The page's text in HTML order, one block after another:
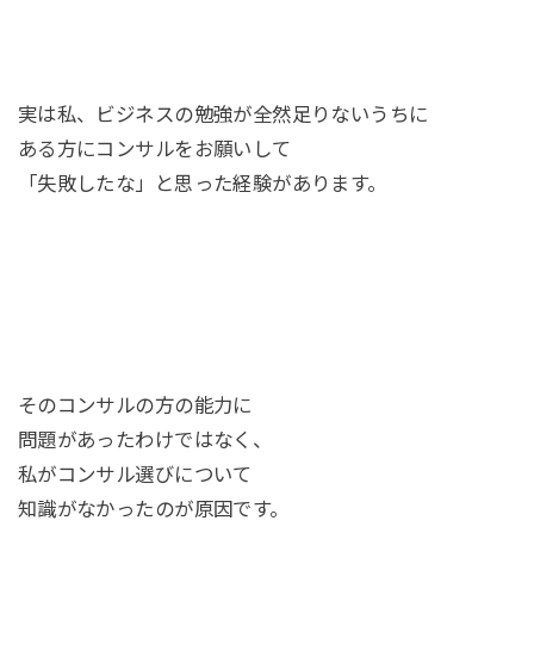
実は私、ビジネスの勉強が全然足りないうちに
ある方にコンサルをお願いして
「失敗したな」と思った経験があります。
そのコンサルの方の能力に
問題があったわけではなく、
私がコンサル選びについて
知識がなかったのが原因です。